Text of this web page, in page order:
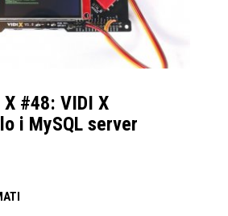
#48: VIDI X
i MySQL server